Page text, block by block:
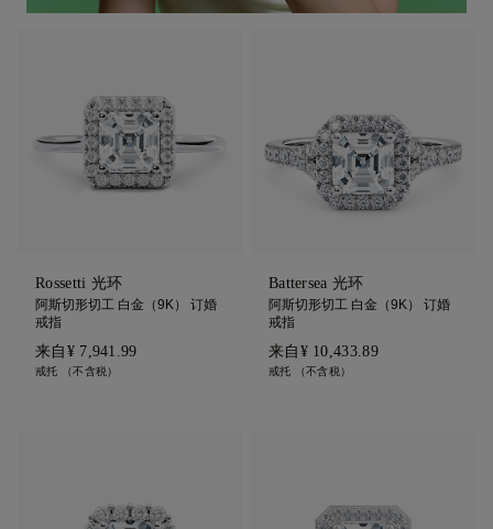
Rossetti 光环
阿斯切形切工 白金（9K） 订婚
戒指
来自 ¥ 7,941.99
戒托 （不含税）
Battersea 光环
阿斯切形切工 白金（9K） 订婚
戒指
来自 ¥ 10,433.89
戒托 （不含税）